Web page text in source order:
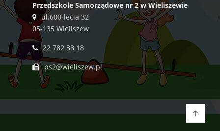
Przedszkole Samorządowe nr 2 w Wieliszewie
ul.600-lecia 32
05-135 Wieliszew
22 782 38 18
ps2@wieliszew.pl